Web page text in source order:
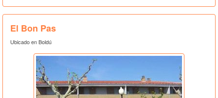
El Bon Pas
Ubicado en Boldú